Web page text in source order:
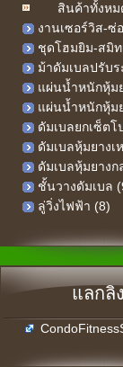
สินค้าทั้งหม
งานเซอร์วิส-ซ่
ชุดโฮมยิม-สมิ
ม้าดัมเบลปรับ
แผ่นน้ำหนักหุ้ม
แผ่นน้ำหนักหุ้ม
ดัมเบลยกเซ็ต
ดัมเบลหุ้มยางเ
ดัมเบลหุ้มยางก
ชั้นวางดัมเบล
ลู่วิ่งไฟฟ้า (8)
แลกลิ